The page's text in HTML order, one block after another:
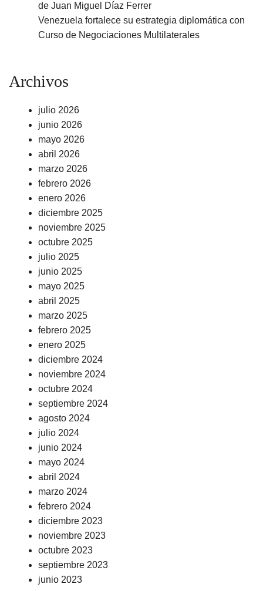
de Juan Miguel Díaz Ferrer
Venezuela fortalece su estrategia diplomática con
Curso de Negociaciones Multilaterales
Archivos
julio 2026
junio 2026
mayo 2026
abril 2026
marzo 2026
febrero 2026
enero 2026
diciembre 2025
noviembre 2025
octubre 2025
julio 2025
junio 2025
mayo 2025
abril 2025
marzo 2025
febrero 2025
enero 2025
diciembre 2024
noviembre 2024
octubre 2024
septiembre 2024
agosto 2024
julio 2024
junio 2024
mayo 2024
abril 2024
marzo 2024
febrero 2024
diciembre 2023
noviembre 2023
octubre 2023
septiembre 2023
junio 2023